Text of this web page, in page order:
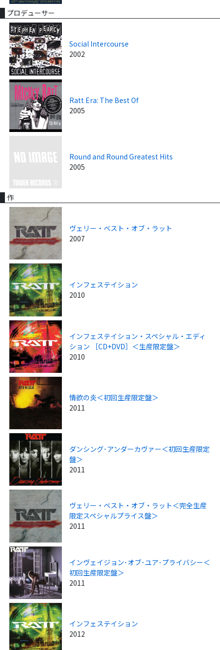
プロデューサー
Social Intercourse
2002
Ratt Era: The Best Of
2005
Round and Round Greatest Hits
2005
作
ヴェリー・ベスト・オブ・ラット
2007
インフェステイション
2010
インフェステイション・スペシャル・エディ
ション ［CD+DVD］＜生産限定盤＞
2010
情欲の炎＜初回生産限定盤＞
2011
ダンシング･アンダーカヴァー＜初回生産限定
盤＞
2011
ヴェリー・ベスト・オブ・ラット＜完全生産
限定スペシャルプライス盤＞
2011
インヴェイジョン･オブ･ユア･プライバシー＜
初回生産限定盤＞
2011
インフェステイション
2012